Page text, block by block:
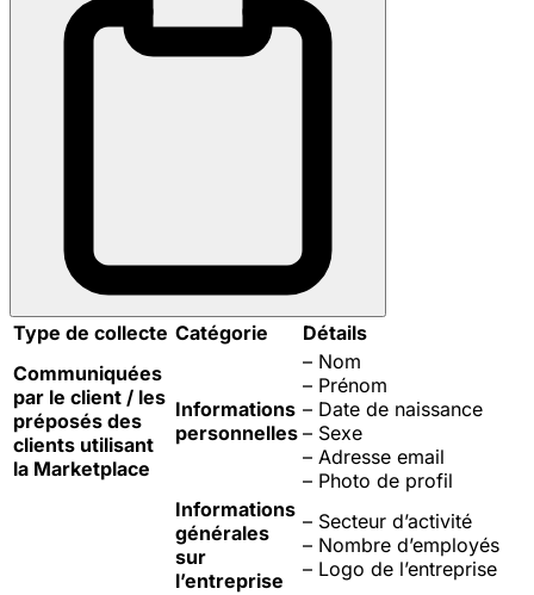
Type de collecte Catégorie
Détails
Communiquées
par le client / les
préposés des
clients utilisant
la Marketplace
Informations
personnelles
– Nom
– Prénom
– Date de naissance
– Sexe
– Adresse email
– Photo de profil
Informations
générales
sur
l’entreprise
– Secteur d’activité
– Nombre d’employés
– Logo de l’entreprise